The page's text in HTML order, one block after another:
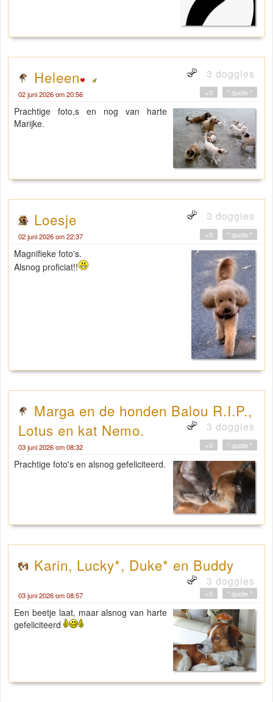
Heleen 3 doggies
02 juni 2026 om 20:56 " quote "
+0
Prachtige foto,s en nog van harte
Marijke.
Loesje 3 doggies
02 juni 2026 om 22:37 " quote "
+0
Magnifieke foto's.
Alsnog proficiat!!
Marga en de honden Balou R.I.P.,
Lotus en kat Nemo.
3 doggies
03 juni 2026 om 08:32 " quote "
+0
Prachtige foto's en alsnog gefeliciteerd.
Karin, Lucky*, Duke* en Buddy
3 doggies
03 juni 2026 om 08:57 " quote "
+0
Een beetje laat, maar alsnog van harte
gefeliciteerd